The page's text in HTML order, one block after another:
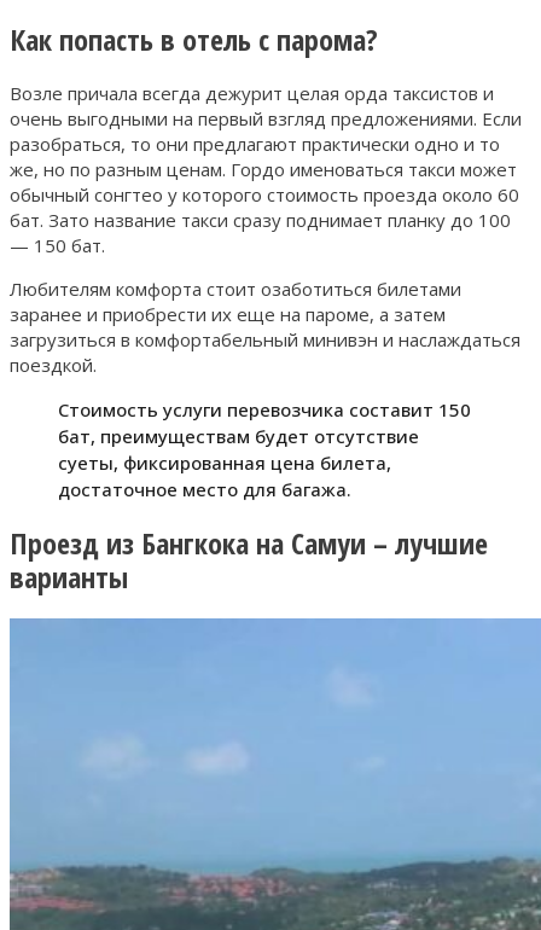
Как попасть в отель с парома?
Возле причала всегда дежурит целая орда таксистов и
очень выгодными на первый взгляд предложениями. Если
разобраться, то они предлагают практически одно и то
же, но по разным ценам. Гордо именоваться такси может
обычный сонгтео у которого стоимость проезда около 60
бат. Зато название такси сразу поднимает планку до 100
— 150 бат.
Любителям комфорта стоит озаботиться билетами
заранее и приобрести их еще на пароме, а затем
загрузиться в комфортабельный минивэн и наслаждаться
поездкой.
Стоимость услуги перевозчика составит 150
бат, преимуществам будет отсутствие
суеты, фиксированная цена билета,
достаточное место для багажа.
Проезд из Бангкока на Самуи – лучшие
варианты